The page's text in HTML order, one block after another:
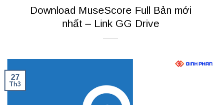
Download MuseScore Full Bản mới
nhất – Link GG Drive
27
Th3